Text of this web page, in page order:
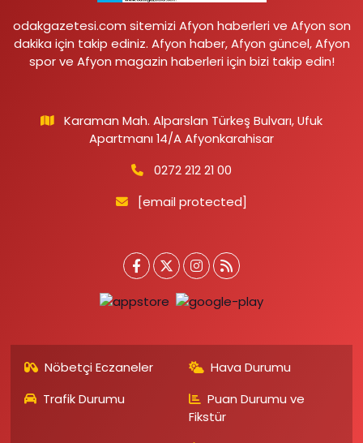
odakgazetesi.com sitemizi Afyon haberleri ve Afyon son
dakika için takip ediniz. Afyon haber, Afyon güncel, Afyon
spor ve Afyon magazin haberleri için bizi takip edin!
Karaman Mah. Alparslan Türkeş Bulvarı, Ufuk
Apartmanı 14/A Afyonkarahisar
0272 212 21 00
[email protected]
Nöbetçi Eczaneler
Hava Durumu
Trafik Durumu
Puan Durumu ve
Fikstür